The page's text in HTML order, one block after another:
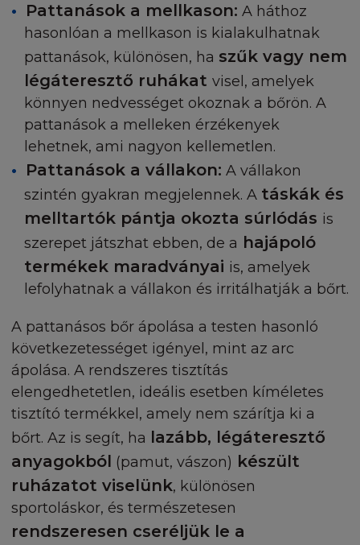
Pattanások a mellkason: A háthoz
hasonlóan a mellkason is kialakulhatnak
pattanások, különösen, ha szűk vagy nem
légáteresztő ruhákat visel, amelyek
könnyen nedvességet okoznak a bőrön. A
pattanások a melleken érzékenyek
lehetnek, ami nagyon kellemetlen.
Pattanások a vállakon: A vállakon
szintén gyakran megjelennek. A táskák és
melltartók pántja okozta súrlódás is
szerepet játszhat ebben, de a hajápoló
termékek maradványai is, amelyek
lefolyhatnak a vállakon és irritálhatják a bőrt.
A pattanásos bőr ápolása a testen hasonló
következetességet igényel, mint az arc
ápolása. A rendszeres tisztítás
elengedhetetlen, ideális esetben kíméletes
tisztító termékkel, amely nem szárítja ki a
bőrt. Az is segít, ha lazább, légáteresztő
anyagokból (pamut, vászon) készült
ruházatot viselünk, különösen
sportoláskor, és természetesen
rendszeresen cseréljük le a
kapott.
VÁLTOZÁSOK A HONLAPON
Ön elfogadja, hogy a L'Oréal fenntartja a jogot,
honlapon megjelenő tartalmakat bármikor
vagy átírja, továbbá elérhetőségeit megszüntesse.
L'Oréal nem garantálja, illetve nem nyújt
arra, hogy a honlaphoz való hozzáférés
hibamentes lesz.
JOGFELADÁS
A L'Oréal valamely ezen feltételekből származó
kötelezettség megszegése kapcsán gyakor olt
jogfeladása nem jelent jogfeladást bármely más
kötelezettség megszegése kapcsán is, továbbá a
jogorvoslat gyakorlásának részleges vagy teljes
elmulasztása nem jelenti az adott vagy más
gyakorlására vonatkozó jogáról való lemondást.
HATÁSKÖR ÉS KORMÁNYZÓ JOG
A Feltételek a Magyar jog hatáskörébe tartoznak,
amelyben a felek alárendelik magukat magyar
törvényeknek.